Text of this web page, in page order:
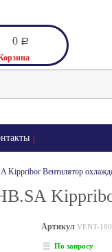
0 Р
Kippribor Вентилятор
Артикул VENT-
По запросу